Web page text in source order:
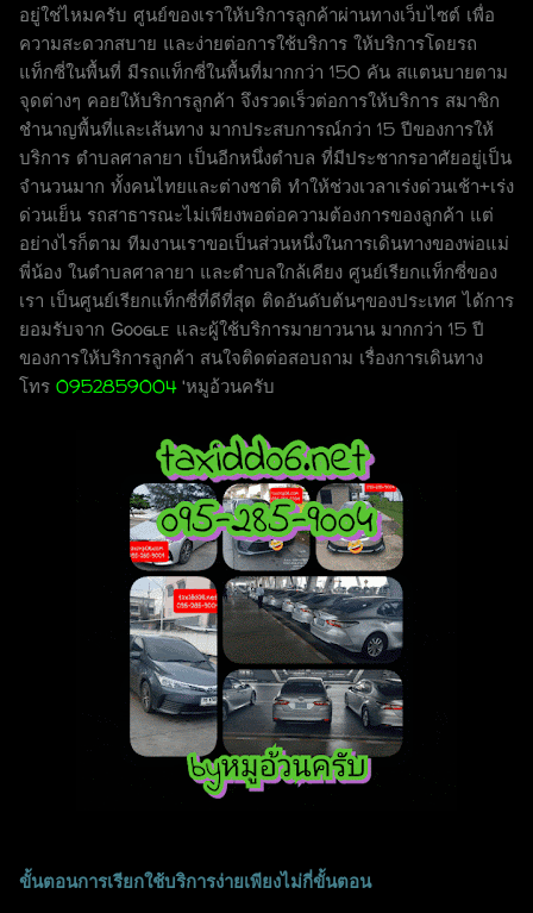
อยู่ใช่ไหมครับ ศูนย์ของเราให้บริการลูกค้าผ่านทางเว็บไซต์ เพื่อ
ความสะดวกสบาย และง่ายต่อการใช้บริการ ให้บริการโดยรถ
แท็กซี่ในพื้นที่ มีรถแท็กซี่ในพื้นที่มากกว่า 150 คัน สแตนบายตาม
จุดต่างๆ คอยให้บริการลูกค้า จึงรวดเร็วต่อการให้บริการ สมาชิก
ชำนาญพื้นที่และเส้นทาง มากประสบการณ์กว่า 15 ปีของการให้
บริการ ตำบลศาลายา เป็นอีกหนึ่งตำบล ที่มีประชากรอาศัยอยู่เป็น
จำนวนมาก ทั้งคนไทยและต่างชาติ ทำให้ช่วงเวลาเร่งด่วนเช้า+เร่ง
ด่วนเย็น รถสาธารณะไม่เพียงพอต่อความต้องการของลูกค้า แต่
อย่างไรก็ตาม ทีมงานเราขอเป็นส่วนหนึ่งในการเดินทางของพ่อแม่
พี่น้อง ในตำบลศาลายา และตำบลใกล้เคียง ศูนย์เรียกแท็กซี่ของ
เรา เป็นศูนย์เรียกแท็กซี่ที่ดีที่สุด ติดอันดับต้นๆของประเทศ ได้การ
ยอมรับจาก Google และผู้ใช้บริการมายาวนาน มากกว่า 15 ปี
ของการให้บริการลูกค้า สนใจติดต่อสอบถาม เรื่องการเดินทาง
โทร 0952859004'หมูอ้วนครับ
ขั้นตอนการเรียกใช้บริการง่ายเพียงไม่กี่ขั้นตอน